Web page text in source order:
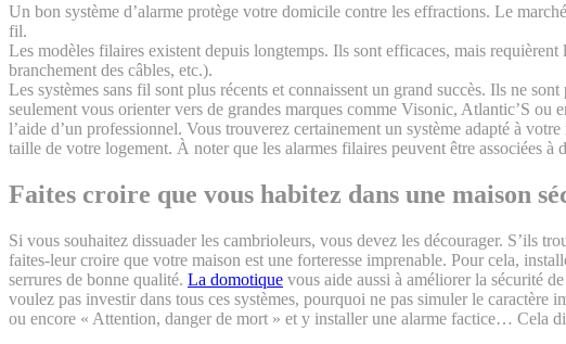
Un bon système d’alarme protège votre domicile contre les effractions. Le
fil.
Les modèles filaires existent depuis longtemps. Ils sont efficaces, mais
branchement des câbles, etc.).
Les systèmes sans fil sont plus récents et connaissent un grand succès. Ils ne
seulement vous orienter vers de grandes marques comme Visonic, Atlantic’S
l’aide d’un professionnel. Vous trouverez certainement un système adapté à votre
taille de votre logement. À noter que les alarmes filaires peuvent être associées à
Faites croire que vous habitez dans une maison
Si vous souhaitez dissuader les cambrioleurs, vous devez les décourager. S’ils
faites-leur croire que votre maison est une forteresse imprenable. Pour cela,
serrures de bonne qualité. La domotique vous aide aussi à améliorer la sécurité
voulez pas investir dans tous ces systèmes, pourquoi ne pas simuler le
ou encore « Attention, danger de mort » et y installer une alarme factice… Cela